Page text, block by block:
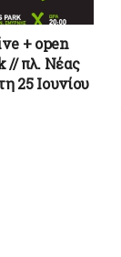
+ open
// πλ. Νέας
25 Ιουνίου